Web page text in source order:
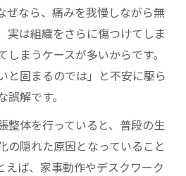
ぜなら、痛みを我慢しながら無
実は組織をさらに傷つけてしま
しまうケースが多いからです。
と固まるのでは」と不安に駆ら
解です。
整体を行っていると、普段の生
の隠れた原因となっていること
えば、家事動作やデスクワーク